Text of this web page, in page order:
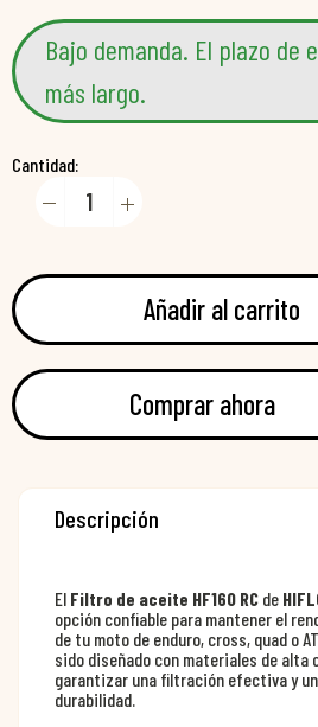
Bajo demanda. El plazo de
más largo.
Cantidad:
Añadir al carrito
Comprar ahora
Descripción
El Filtro de aceite HF160 RC de
opción confiable para mantener el
de tu moto de enduro, cross, quad o
sido diseñado con materiales de alta
garantizar una filtración efectiva y
durabilidad.